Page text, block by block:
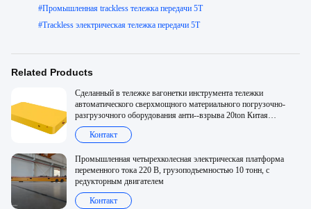
#Промышленная trackless тележка передачи 5T
#Trackless электрическая тележка передачи 5T
Related Products
Сделанный в тележке вагонетки инструмента тележки
автоматического сверхмощного материального погрузочно-
разгрузочного оборудования анти--взрыва 20ton Китая
электрической плоской
Контакт
Промышленная четырехколесная электрическая платформа
переменного тока 220 В, грузоподъемностью 10 тонн, с
редукторным двигателем
Контакт